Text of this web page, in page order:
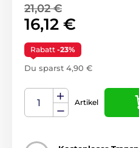
21,02 €
16,12 €
Rabatt -23%
Du sparst 4,90 €
Artikel